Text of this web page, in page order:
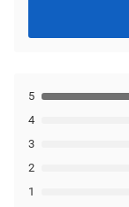
1
2
3
4
5